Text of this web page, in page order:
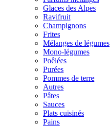
Glaces des Alpes
Ravifruit
Champignons
Frites
Mélanges de légumes
Mono-légumes
Poêlées
Purées
Pommes de terre
Autres
Pâtes
Sauces
Plats cuisinés
Pains